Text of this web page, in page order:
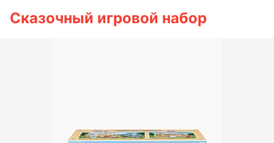
Сказочный игровой набор